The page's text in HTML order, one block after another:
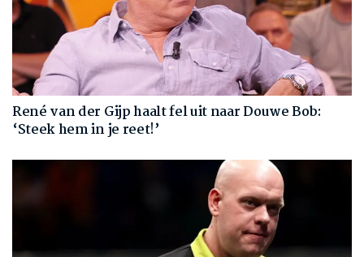
René van der Gijp haalt fel uit naar Douwe Bob:
‘Steek hem in je reet!’